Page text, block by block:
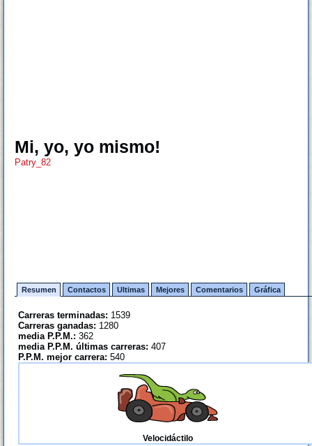
Mi, yo, yo mismo!
Patry_82
Resumen Contactos Ultimas Mejores Comentarios Gráfica
Carreras terminadas: 1539
Carreras ganadas: 1280
media P.P.M.: 362
media P.P.M. últimas carreras: 407
P.P.M. mejor carrera: 540
Velocidáctilo